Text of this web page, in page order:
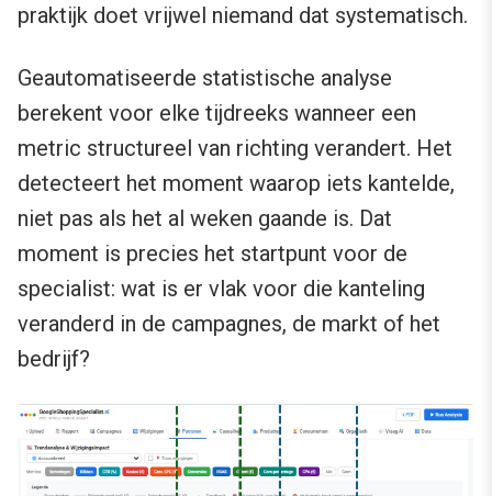
praktijk doet vrijwel niemand dat systematisch.
Geautomatiseerde statistische analyse
berekent voor elke tijdreeks wanneer een
metric structureel van richting verandert. Het
detecteert het moment waarop iets kantelde,
niet pas als het al weken gaande is. Dat
moment is precies het startpunt voor de
specialist: wat is er vlak voor die kanteling
veranderd in de campagnes, de markt of het
bedrijf?